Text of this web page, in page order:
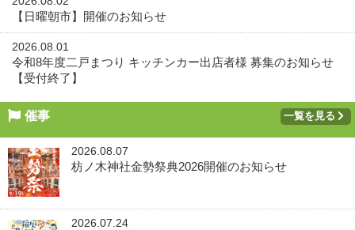
【日曜朝市】開催のお知らせ
2026.08.01
令和8年度二戸まつり キッチンカー出店者様 募集のお知らせ
【受付終了】
催事 一覧を見る
2026.08.07
枋ノ木神社金勢祭典2026開催のお知らせ
2026.07.24